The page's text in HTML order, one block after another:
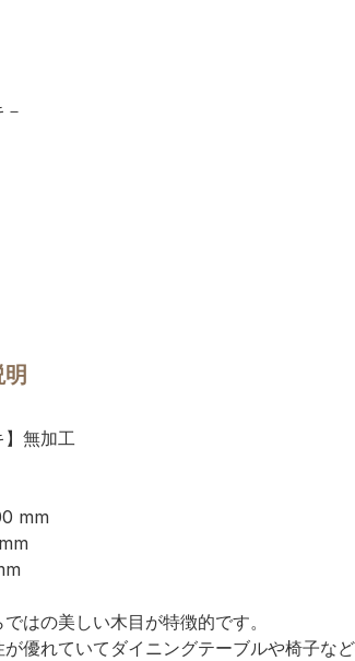
無加工
mm
はの美しい木目が特徴的です。
が優れていてダイニングテーブルや椅子な